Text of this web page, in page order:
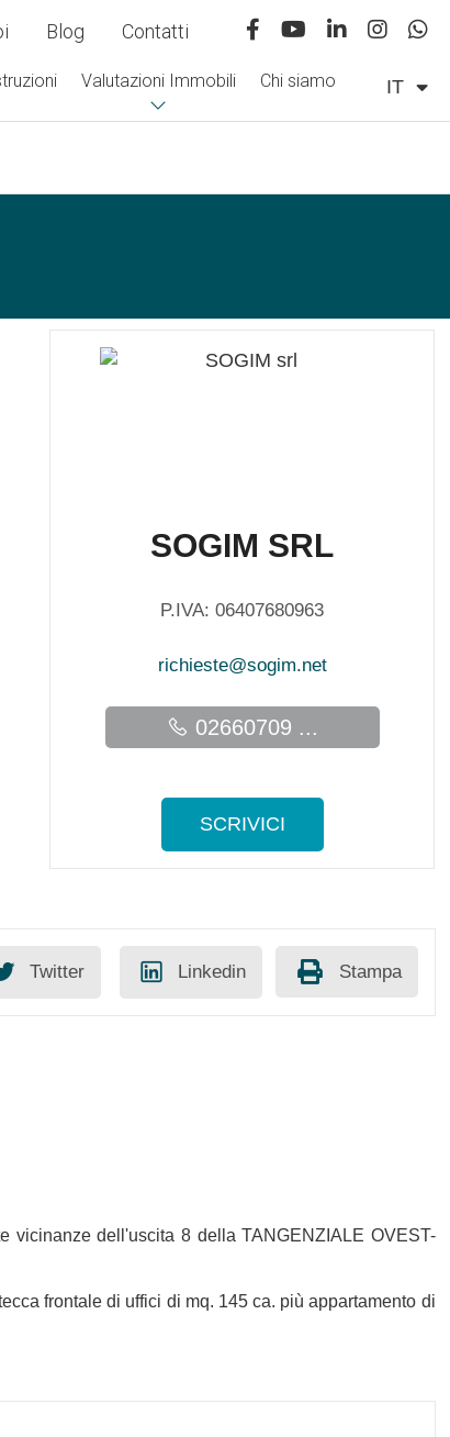
Blog Contatti
IT
Valutazioni Immobili Chi siamo
SOGIM SRL
P.IVA: 06407680963
richieste@sogim.net
02660709 ...
SCRIVICI
Stampa
Twitter Linkedin
dell'uscita 8 della TANGENZIALE OVEST-
frontale di uffici di mq. 145 ca. più appartamento di